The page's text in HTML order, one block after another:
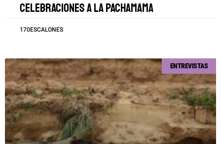
Celebraciones a la Pachamama
170ESCALONES
ENTREVISTAS